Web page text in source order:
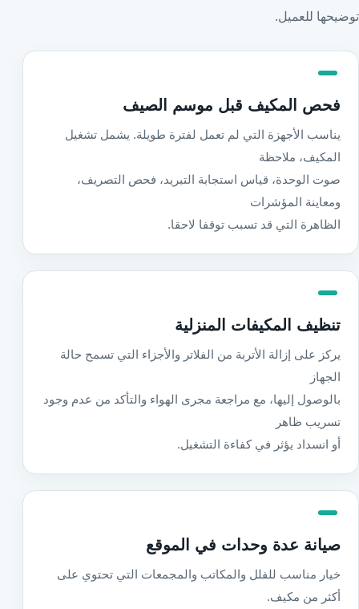
توضيحها للعميل.
فحص المكيف قبل موسم الصيف
يناسب الأجهزة التي لم تعمل لفترة طويلة. يشمل تشغيل
المكيف، ملاحظة
صوت الوحدة، قياس استجابة التبريد، فحص التصريف،
ومعاينة المؤشرات
الظاهرة التي قد تسبب توقفا لاحقا.
تنظيف المكيفات المنزلية
يركز على إزالة الأتربة من الفلاتر والأجزاء التي تسمح حالة
الجهاز
بالوصول إليها، مع مراجعة مجرى الهواء والتأكد من عدم وجود
تسريب ظاهر
أو انسداد يؤثر في كفاءة التشغيل.
صيانة عدة وحدات في الموقع
خيار مناسب للفلل والمكاتب والمجمعات التي تحتوي على
أكثر من مكيف.